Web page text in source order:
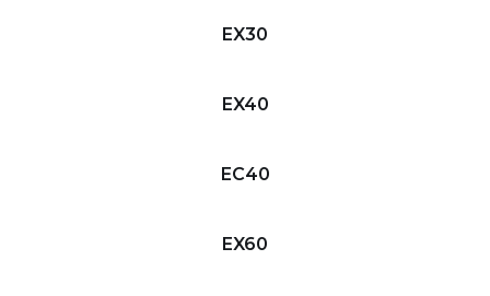
EX30
EX40
EC40
EX60